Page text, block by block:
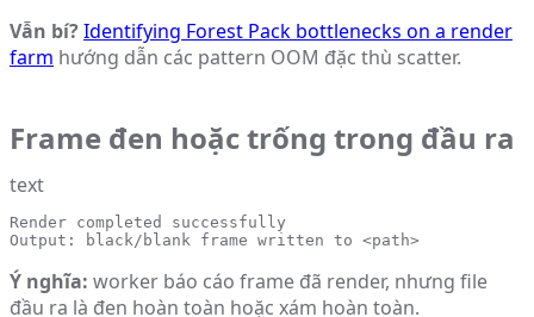
Vẫn bí?Identifying Forest Pack bottlenecks on a render
farm hướng dẫn các pattern OOM đặc thù scatter.
Frame đen hoặc trống trong đầu ra
text
Render completed successfully
Output: black/blank frame written to <path>
Ý nghĩa: worker báo cáo frame đã render, nhưng file
đầu ra là đen hoàn toàn hoặc xám hoàn toàn.